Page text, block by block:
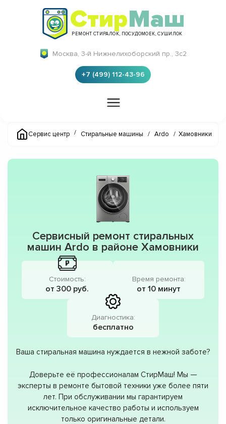
СтирМаш
РЕМОНТ СТИРАЛОК, ПОСУДОМОЕК, СУШИЛОК
Москва, 3-й Нижнелихоборский пр., 3с2
+7 (499) 112-43-96
Сервис центр / Стиральные машины / Ardo / Хамовники
Сервисный ремонт стиральных
машин Ardo в районе Хамовники
Стоимость:
от 300 руб.
Время ремонта:
от 10 минут
Диагностика:
бесплатно
Ваша стиральная машина нуждается в нежной заботе?
Доверьте её профессионалам СтирМаш! Мы —
эксперты в ремонте бытовой техники уже более пяти
лет. При обслуживании мы гарантируем
исключительное качество работы и используем
только оригинальные детали.